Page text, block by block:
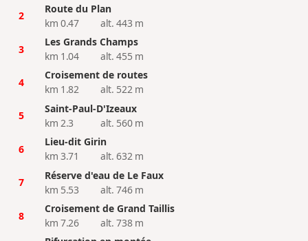
2
Route du Plan
km 0.47
alt. 443 m
3
Les Grands Champs
km 1.04
alt. 455 m
4
Croisement de routes
km 1.82
alt. 522 m
5
Saint-Paul-D'Izeaux
km 2.3
alt. 560 m
6
Lieu-dit Girin
km 3.71
alt. 632 m
7
Réserve d'eau de Le Faux
km 5.53
alt. 746 m
8
Croisement de Grand Taillis
km 7.26
alt. 738 m